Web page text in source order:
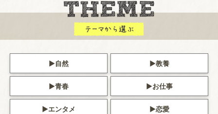
自然 教養
青春 お仕事
エンタメ 恋愛